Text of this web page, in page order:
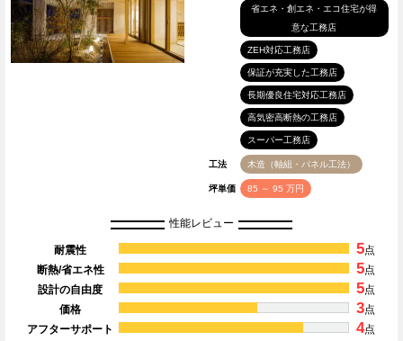
省エネ・創エネ・エコ住宅が得
意な工務店
ZEH対応工務店
保証が充実した工務店
長期優良住宅対応工務店
高気密高断熱の工務店
スーパー工務店
工法 木造（軸組・パネル工法）
坪単価 85 ～ 95 万円
性能レビュー
耐震性 5点
断熱/省エネ性
5点
設計の自由度
5点
価格
3点
アフターサポート
4点